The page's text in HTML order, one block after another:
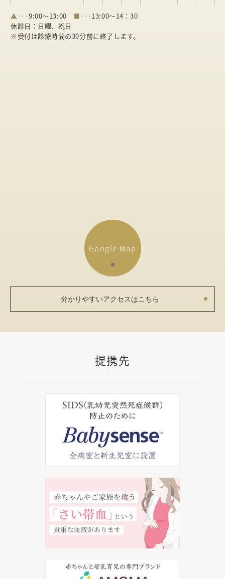
▲･･･9:00～13:00 ■･･･ 13:00～14：30
休診日：日曜、祝日
※受付は診療時間の30分前に終了します。
Google Map
分かりやすいアクセスはこちら
提携先